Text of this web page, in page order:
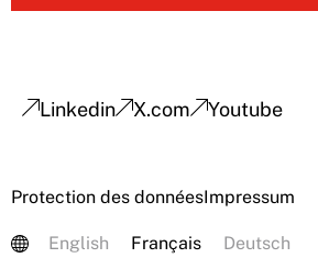
Linkedin X.com Youtube
Protection des donnéesImpressum
English Français Deutsch